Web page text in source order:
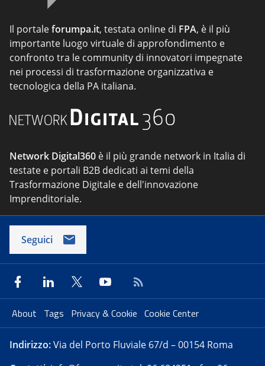
Il portaleforumpa.it, testata online di FPA, è il più
importante luogo virtuale di approfondimento e
confronto tra le community di innovatori impegnate
nei processi di trasformazione organizzativa e
tecnologica della PA italiana.
Network Digital360 è il più grande network in Italia di
testate e portali B2B dedicati ai temi della
Trasformazione Digitale e dell'innovazione
Imprenditoriale.
Seguici
About Tags Privacy & Cookie Cookie Center
Indirizzo:Via del Porto Fluviale 67/d – 00154 Roma